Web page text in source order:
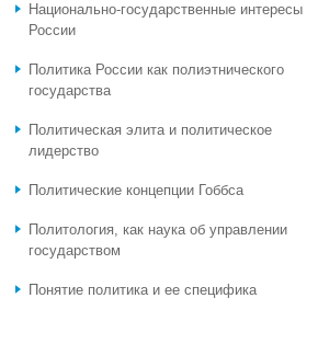
Национально-государственные интересы
России
Политика России как полиэтнического
государства
Политическая элита и политическое
лидерство
Политические концепции Гоббса
Политология, как наука об управлении
государством
Понятие политика и ее специфика